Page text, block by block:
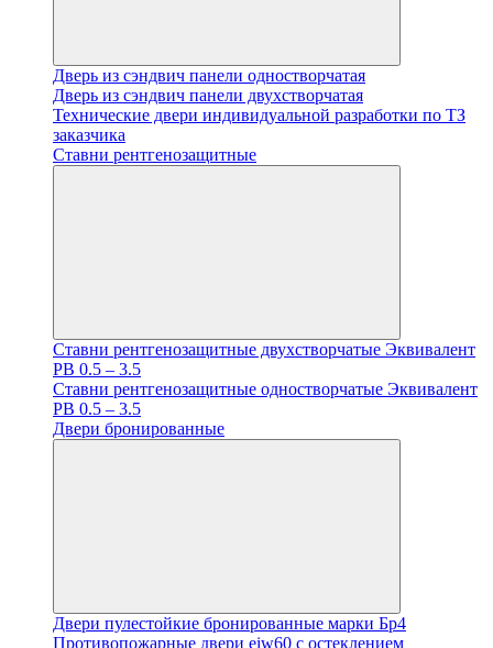
Дверь из сэндвич панели одностворчатая
Дверь из сэндвич панели двухстворчатая
Технические двери индивидуальной разработки по ТЗ
заказчика
Ставни рентгенозащитные
Ставни рентгенозащитные двухстворчатые Эквивалент
PB 0.5 – 3.5
Ставни рентгенозащитные одностворчатые Эквивалент
PB 0.5 – 3.5
Двери бронированные
Двери пулестойкие бронированные марки Бр4
Противопожарные двери eiw60 с остеклением